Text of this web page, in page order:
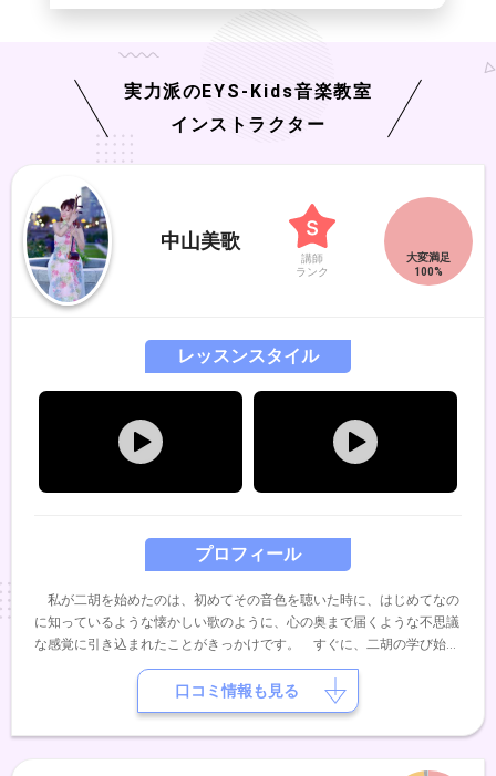
実力派のEYS-Kids音楽教室
インストラクター
中山美歌
講師
ランク
プロフィール
私が二胡を始めたのは、初めてその音色を聴いた時に、はじめてなの
に知っているような懐かしい歌のように、心の奥まで届くような不思議
な感覚に引き込まれたことがきっかけです。 すぐに、二胡の学び始
め、今までに、陳少林先生、ウェイウェイウー先生、周ヨウコン先生、
ジャーパンファン先生、張連生先生とたくさんの先生から幅広く二胡の
技術と音楽に対しての深い思いを学びました。 今は関西近辺で演奏活
動と、レッスン、レコーディングなども行っています。二胡の交流の場
レッスンスタイル
口コミ情報も見る